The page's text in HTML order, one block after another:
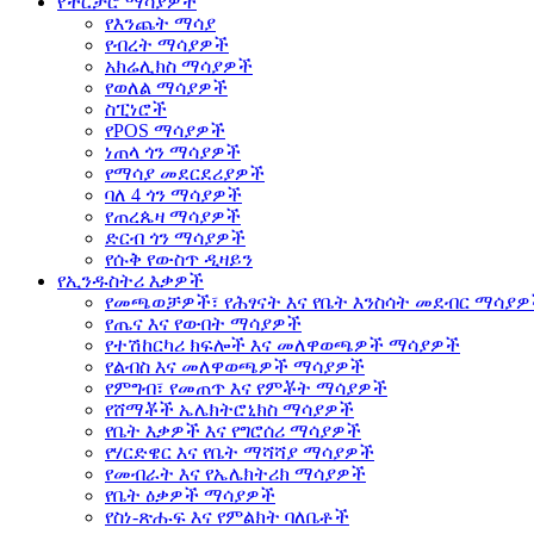
የእንጨት ማሳያ
የብረት ማሳያዎች
አክሬሊክስ ማሳያዎች
የወለል ማሳያዎች
ስፒነሮች
የPOS ማሳያዎች
ነጠላ ጎን ማሳያዎች
የማሳያ መደርደሪያዎች
ባለ 4 ጎን ማሳያዎች
የጠረጴዛ ማሳያዎች
ድርብ ጎን ማሳያዎች
የሱቅ የውስጥ ዲዛይን
የኢንዱስትሪ እቃዎች
የመጫወቻዎች፣ የሕፃናት እና የቤት እንስሳት መደብር
የጤና እና የውበት ማሳያዎች
የተሽከርካሪ ክፍሎች እና መለዋወጫዎች ማሳያዎች
የልብስ እና መለዋወጫዎች ማሳያዎች
የምግብ፣ የመጠጥ እና የምቾት ማሳያዎች
የሸማቾች ኤሌክትሮኒክስ ማሳያዎች
የቤት እቃዎች እና የግሮሰሪ ማሳያዎች
የሃርድዌር እና የቤት ማሻሻያ ማሳያዎች
የመብራት እና የኤሌክትሪክ ማሳያዎች
የቤት ዕቃዎች ማሳያዎች
የስነ-ጽሑፍ እና የምልክት ባለቤቶች